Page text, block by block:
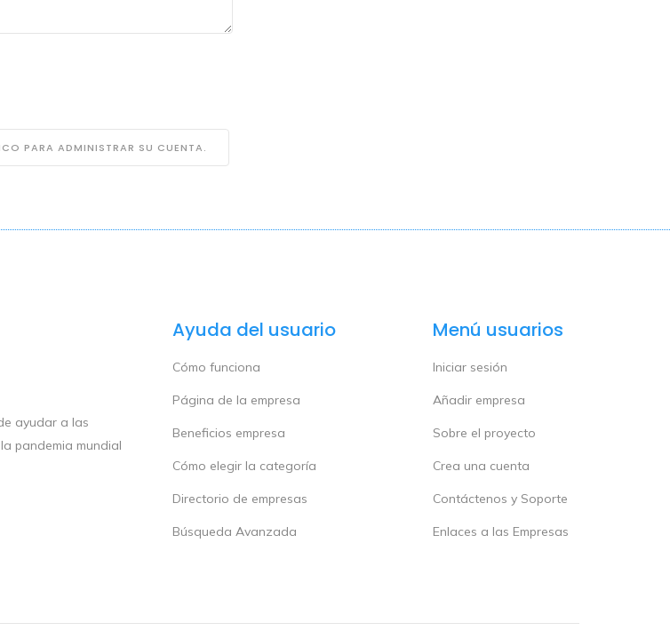
PARA ADMINISTRAR SU CUENTA.
ayudar a las
pandemia mundial
Ayuda del usuario
Cómo funciona
Página de la empresa
Beneficios empresa
Cómo elegir la categoría
Directorio de empresas
Búsqueda Avanzada
Menú usuarios
Iniciar sesión
Añadir empresa
Sobre el proyecto
Crea una cuenta
Contáctenos y Soporte
Enlaces a las Empresas